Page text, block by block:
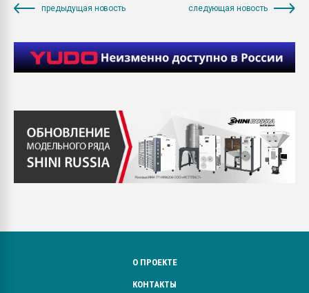
предыдущая новость следующая новость
О ПРОЕКТЕ
КОНТАКТЫ